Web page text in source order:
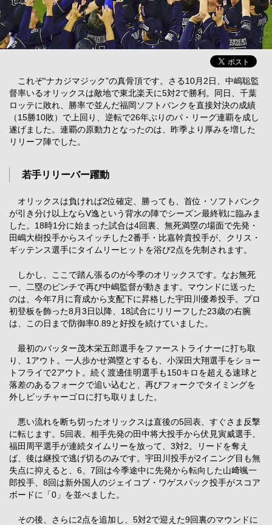
これぞ“ナカジマジック”の真骨頂です。さる10月2日、中嶋聡監
督率いるオリックスは敵地で東北楽天に5対2で勝利。同日、千葉
ロッテに敗れ、勝率で並んだ福岡ソフトバンクを直接対決の成績
（15勝10敗）で上回り、逆転で26年ぶりのパ・リーグ連覇を成し
遂げました。連覇の原動力となったのは、昨季より厚みを増した
リリーフ陣でした。
若手リリーバー躍動
オリックスは負ければ2位確定、勝っても、首位・ソフトバンク
が引き分け以上ならV逸という背水の陣でシーズン最終戦に臨みま
した。18時1分に始まった試合は4回裏、無死満塁の場面で先発・
田嶋大樹投手からスイッチした2番手・比嘉幹貴投手が、クリス・
ギッテンス選手にタイムリーヒットを浴び2点を先制されます。
しかし、ここで踏ん張るのが今季のオリックスです。なお無死
一、二塁のピンチで再び中嶋監督が動きます。マウンドに送った
のは、今年7月に育成から支配下に昇格した宇田川優希投手。プロ
初登板を飾った8月3日以降、18試合にリリーフした23歳の右腕
は、この日まで防御率0.89と好投を続けていました。
最初のバッター茂木栄五郎選手をファーストライナーに打ち取
り、1アウト。一人歩かせ満塁とするも、小深田大翔選手をショー
トフライで2アウト。続く渡邊佳明選手も150キロを超える速球と
落差のあるフォークで追い込むと、再びフォークでタイミングを
外しピッチャーゴロに打ち取りました。
悪い流れを断ち切ったオリックスは直後の5回表、すぐさま反撃
に転じます。5回表、相手先発の田中将大投手から伏見寅威選手、
福田周平選手が連続タイムリーを放って、3対2。リードを奪え
ば、後は継投で逃げ切るのみです。宇田川投手が2イニング目も無
失点に抑えると、6、7回は今季途中に先発から転向した山﨑颯一
郎投手、8回は新外国人のジェイコブ・ワゲスパック投手がスコア
ボードに「0」を並べました。
その後、さらに2点を追加し、5対2で迎えた9回裏のマウンドに